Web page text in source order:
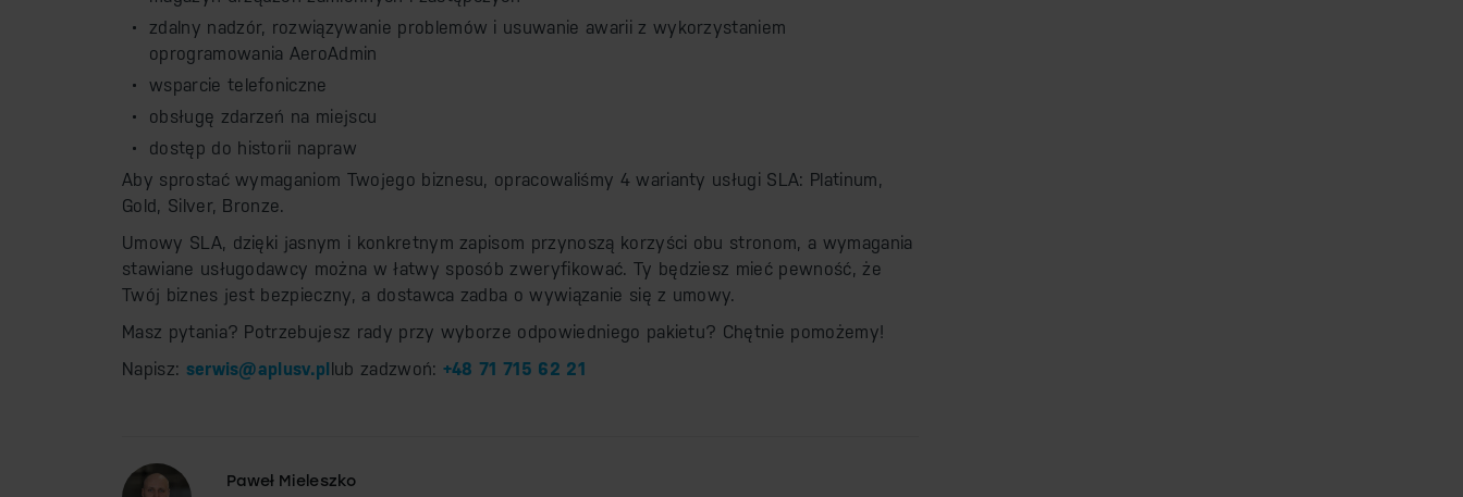
zdalny nadzór, rozwiązywanie problemów i usuwanie awarii z wykorzystaniem
oprogramowania AeroAdmin
wsparcie telefoniczne
obsługę zdarzeń na miejscu
dostęp do historii napraw
Aby sprostać wymaganiom Twojego biznesu, opracowaliśmy 4 warianty usługi SLA: Platinum,
Gold, Silver, Bronze.
Umowy SLA, dzięki jasnym i konkretnym zapisom przynoszą korzyści obu stronom, a wymagania
stawiane usługodawcy można w łatwy sposób zweryfikować. Ty będziesz mieć pewność, że
Twój biznes jest bezpieczny, a dostawca zadba o wywiązanie się z umowy.
Masz pytania? Potrzebujesz rady przy wyborze odpowiedniego pakietu? Chętnie pomożemy!
Napisz: serwis@aplusv.pllub zadzwoń: +48 71 715 62 21
Paweł Mieleszko